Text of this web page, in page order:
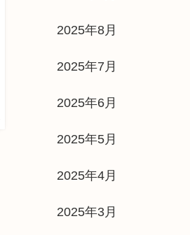
2025年8月
2025年7月
2025年6月
2025年5月
2025年4月
2025年3月